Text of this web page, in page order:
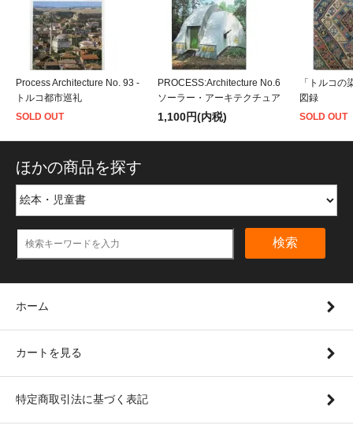
Process Architecture No. 93 -
トルコ都市巡礼
SOLD OUT
PROCESS:Architecture No.6
ソーラー・アーキテクチュア
1,100円(内税)
「トルコの
図録
SOLD OUT
ほかの商品を探す
検索
ホーム
カートを見る
特定商取引法に基づく表記